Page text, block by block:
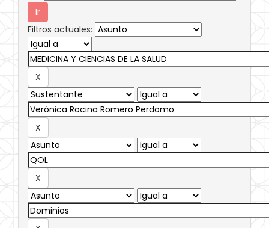
Filtros actuales: